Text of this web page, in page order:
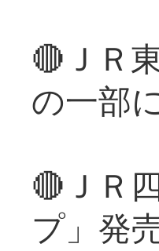
🔴ＪＲ
の一部
🔴ＪＲ
プ」発